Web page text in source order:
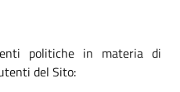
politiche in materia di
del Sito: